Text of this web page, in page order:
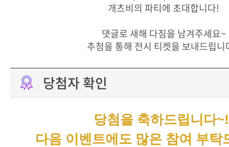
개츠비의 파티에 초대합니다!
댓글로 새해 다짐을 남겨주세요~
추첨을 통해 전시 티켓을 보내드립
당첨자 확인
당첨을 축하드립니다
다음 이벤트에도 많은 참여 부탁